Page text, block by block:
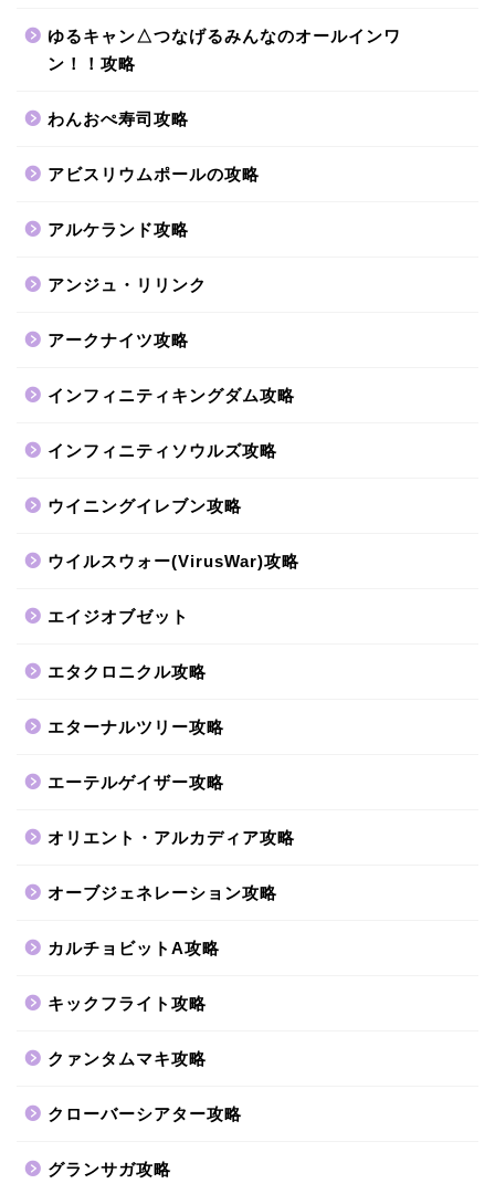
ゆるキャン△つなげるみんなのオールインワ
ン！！攻略
わんおぺ寿司攻略
アビスリウムポールの攻略
アルケランド攻略
アンジュ・リリンク
アークナイツ攻略
インフィニティキングダム攻略
インフィニティソウルズ攻略
ウイニングイレブン攻略
ウイルスウォー(VirusWar)攻略
エイジオブゼット
エタクロニクル攻略
エターナルツリー攻略
エーテルゲイザー攻略
オリエント・アルカディア攻略
オーブジェネレーション攻略
カルチョビットA攻略
キックフライト攻略
クァンタムマキ攻略
クローバーシアター攻略
グランサガ攻略